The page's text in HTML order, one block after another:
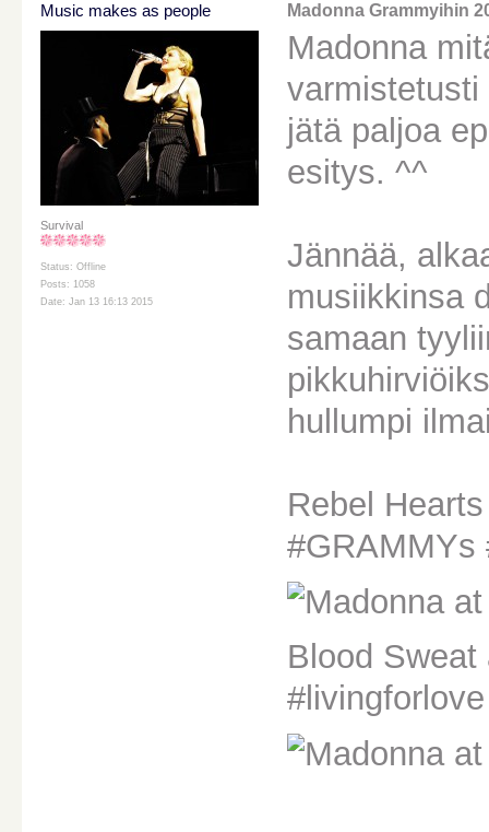
Music makes as people
Survival
Status: Offline
Posts: 1058
Date: Jan 13 16:13 2015
Madonna Grammyihin
Madonna
jätä paljoa
esitys. ^^
Jännää,
musiikkinsa
samaan
hullumpi
Rebel
#GRAMMYs
Blood Sweat